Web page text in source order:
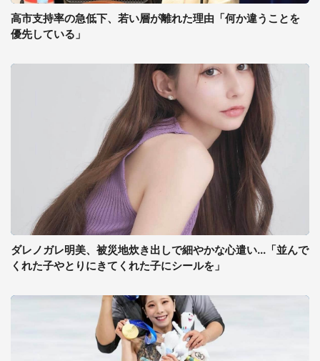
高市支持率の急低下、若い層が離れた理由「何か違うことを
優先している」
ダレノガレ明美、被災地炊き出しで細やかな心遣い...「並んで
くれた子やとりにきてくれた子にシールを」